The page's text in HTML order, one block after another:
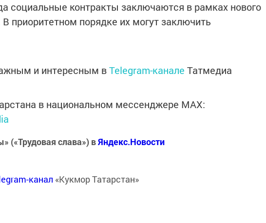
социальные контракты заключаются в рамках нового
приоритетном порядке их могут заключить
и интересным вTelegram-канале Татмедиа
в национальном мессенджере MАХ:
(«Трудовая слава») вЯндекс.Новости
канал «Кукмор Татарстан»